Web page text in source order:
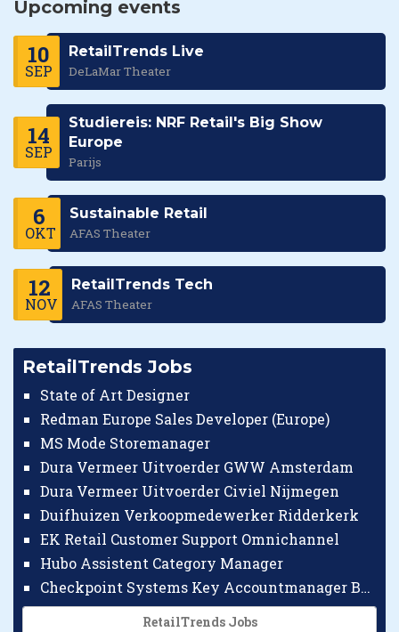
Upcoming events
10
SEP
RetailTrends Live
DeLaMar Theater
14
SEP
Studiereis: NRF Retail's Big Show
Europe
Parijs
6
OKT
Sustainable Retail
AFAS Theater
12
NOV
RetailTrends Tech
AFAS Theater
RetailTrends Jobs
State of Art Designer
Redman Europe Sales Developer (Europe)
MS Mode Storemanager
Dura Vermeer Uitvoerder GWW Amsterdam
Dura Vermeer Uitvoerder Civiel Nijmegen
Duifhuizen Verkoopmedewerker Ridderkerk
EK Retail Customer Support Omnichannel
Hubo Assistent Category Manager
Checkpoint Systems Key Accountmanager Benelux
RetailTrends Jobs